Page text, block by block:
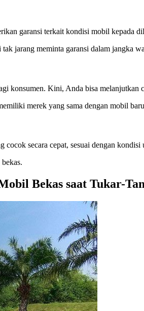
garansi terkait kondisi mobil kepada
jarang meminta garansi dalam jangka
konsumen. Kini, Anda bisa melanjutkan
merek yang sama dengan mobil
cocok secara cepat, sesuai dengan
Bekas saat Tukar-